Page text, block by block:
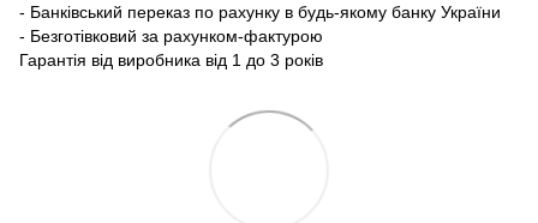
- Банківський переказ по рахунку в будь-якому банку України
- Безготівковий за рахунком-фактурою
Гарантія від виробника від 1 до 3 років